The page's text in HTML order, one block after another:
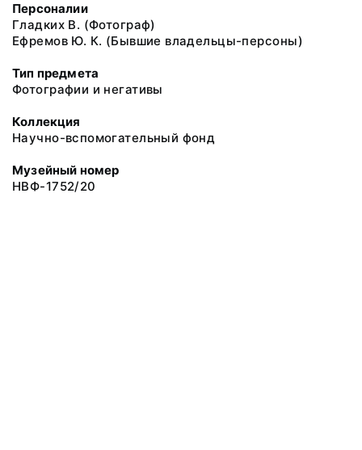
Персоналии
Гладких В. (Фотограф)
Ефремов Ю. К. (Бывшие владельцы-персоны)
Тип предмета
Фотографии и негативы
Коллекция
Научно-вспомогательный фонд
Музейный номер
НВФ-1752/20